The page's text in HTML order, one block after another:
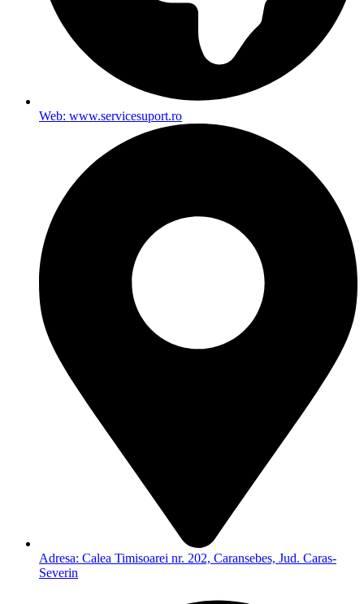
Web: www.servicesuport.ro
Adresa: Calea Timisoarei nr. 202, Caransebes, Jud. Caras-
Severin